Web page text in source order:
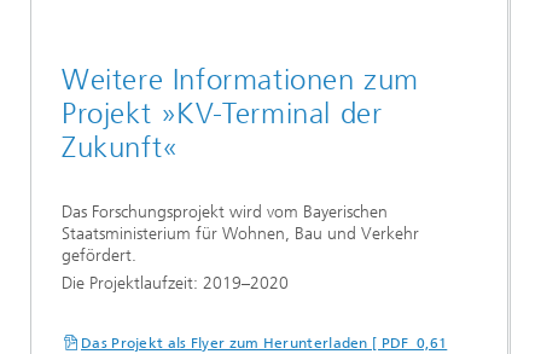
Weitere Informationen zum
Projekt »KV-Terminal der
Zukunft«
Das Forschungsprojekt wird vom Bayerischen
Staatsministerium für Wohnen, Bau und Verkehr
gefördert.
Die Projektlaufzeit: 2019–2020
Das Projekt als Flyer zum Herunterladen [ PDF 0,61